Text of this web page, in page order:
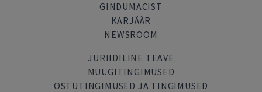
GINDUMACIST
KARJÄÄR
NEWSROOM
JURIIDILINE TEAVE
MÜÜGITINGIMUSED
OSTUTINGIMUSED JA TINGIMUSED